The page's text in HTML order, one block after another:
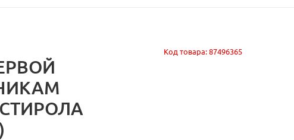
Код товара: 87496365